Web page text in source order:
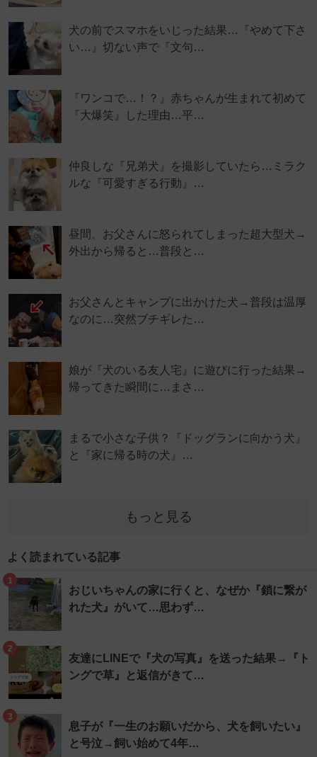
犬の前でスマホをいじった結果…『やめて下さ
い…』切ない声で『文句…
『ワンコで…！？』赤ちゃんが生まれて初めて
『大爆笑』した理由…平…
仲良しな『兄弟犬』を撮影していたら…ミラク
ルな『可愛すぎる行動』…
昼間、お父さんに怒られてしまった超大型犬→
外出から帰ると…普段と…
お父さんとキャンプに出かけた犬→普段は温厚
なのに…突然ブチギレた…
娘が『犬のいる友人宅』に遊びに行った結果→
帰ってきた瞬間に…まさ…
まるで小さな子供？『ドッグランに向かう犬』
と『家に帰る時の犬』…
もっと見る
よく読まれている記事
1
おじいちゃんの家に行くと、なぜか『鎖に繋が
れた犬』がいて…思わず…
2
友達にLINEで『犬の写真』を送った結果→『ト
ングで草』と返信がきて…
3
息子が『一生のお願いだから、犬を飼いたい』
と号泣→飼い始めて4年…